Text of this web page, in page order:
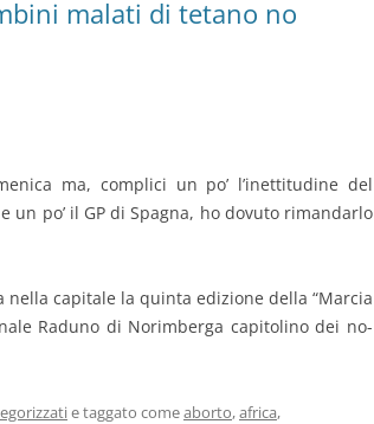
malati di tetano no
ma, complici un po’ l’inettitudine del
po’ il GP di Spagna, ho dovuto rimandarlo
nella capitale la quinta edizione della “Marcia
Raduno di Norimberga capitolino dei no-
e taggato comeaborto,africa,